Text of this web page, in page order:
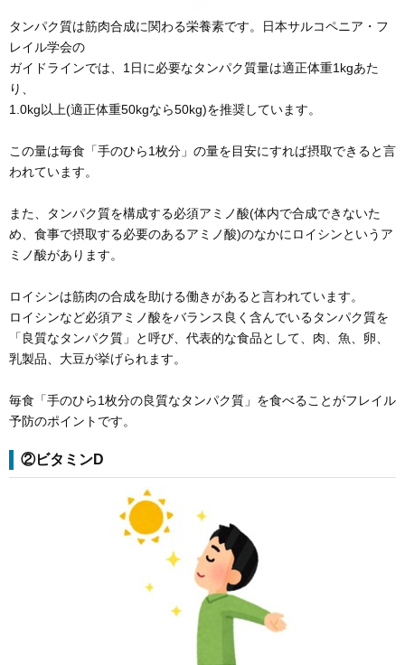
タンパク質は筋肉合成に関わる栄養素です。日本サルコペニア・フ
レイル学会の
ガイドラインでは、1日に必要なタンパク質量は適正体重1kgあた
り、
1.0kg以上(適正体重50kgなら50kg)を推奨しています。
この量は毎食「手のひら1枚分」の量を目安にすれば摂取できると言
われています。
また、タンパク質を構成する必須アミノ酸(体内で合成できないた
め、食事で摂取する必要のあるアミノ酸)のなかにロイシンというア
ミノ酸があります。
ロイシンは筋肉の合成を助ける働きがあると言われています。
ロイシンなど必須アミノ酸をバランス良く含んでいるタンパク質を
「良質なタンパク質」と呼び、代表的な食品として、肉、魚、卵、
乳製品、大豆が挙げられます。
毎食「手のひら1枚分の良質なタンパク質」を食べることがフレイル
予防のポイントです。
②ビタミンD